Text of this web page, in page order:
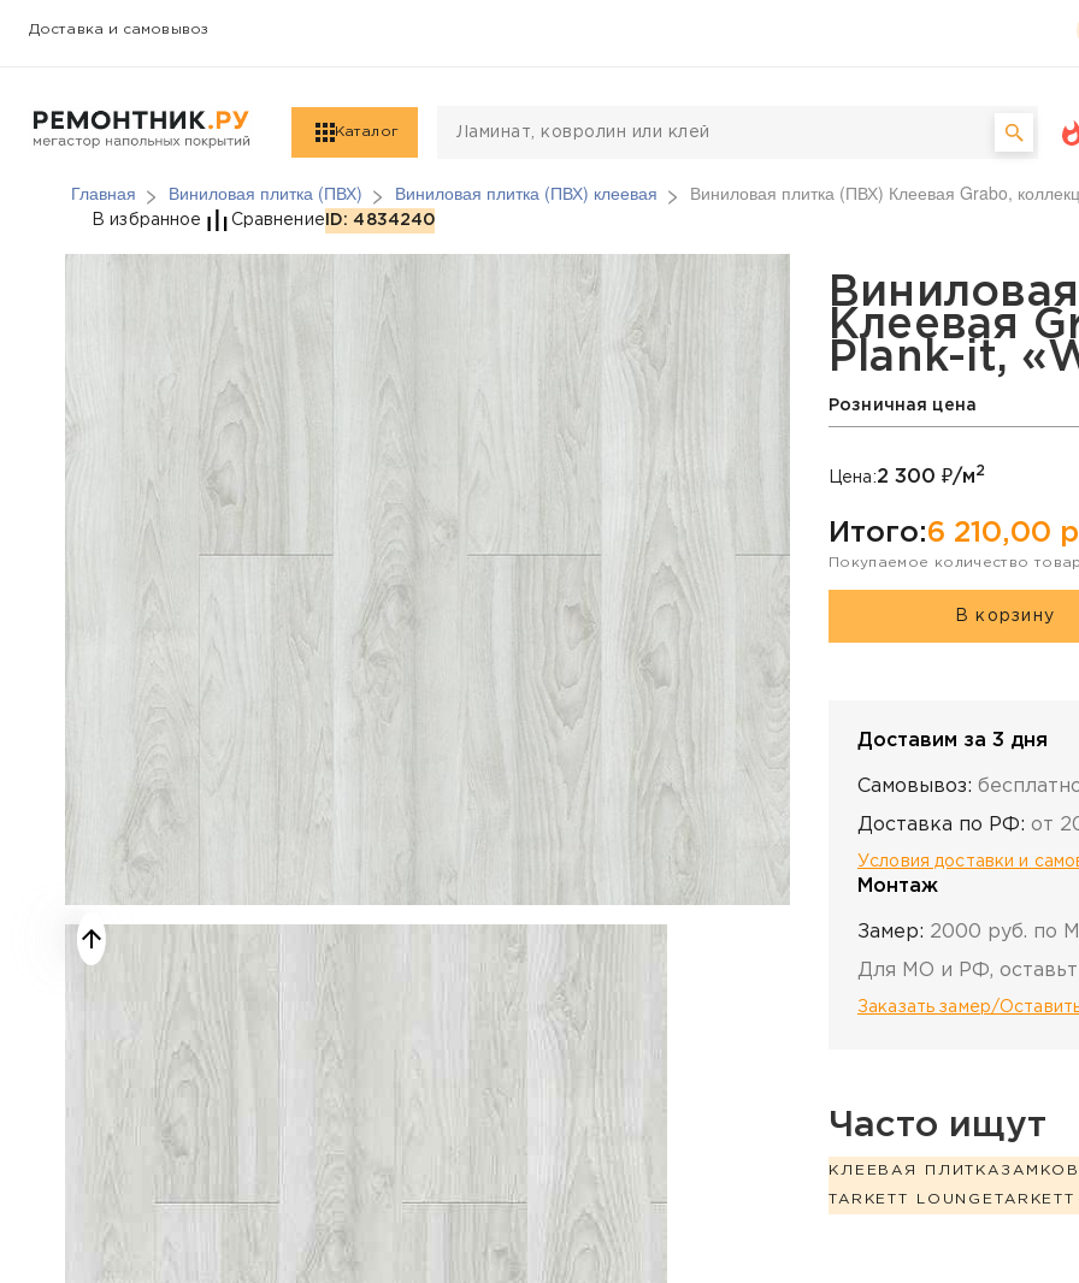
Доставка и самовывоз
Каталог
Главная Виниловая плитка (ПВХ) Виниловая плитка (ПВХ) клеевая Виниловая плитка (ПВХ) Клеевая Grabo,
Виниловая плитка (ПВХ) Клеевая Grabo,
В избранное Сравнение ID: 4834240
Клеевая
Plank-it,
Розничная цена
Цена:2 300 ₽/м2
Итого:6 210,00
Покупаемое количество
В корзину
Доставим за 3 дня
Самовывоз:
Доставка по РФ: от
Условия доставки и
Монтаж
Замер: 2000 руб. по
Для МО и РФ,
Заказать замер/
Часто ищут
КЛЕЕВАЯ ПЛИТКА
TARKETT LOUNGE